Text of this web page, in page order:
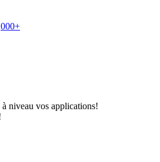
niveau vos applications!